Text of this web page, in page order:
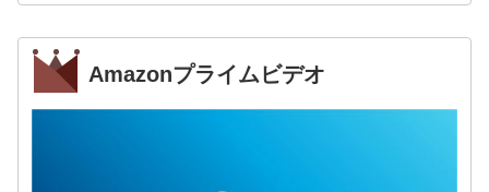
Amazonプライムビデオ